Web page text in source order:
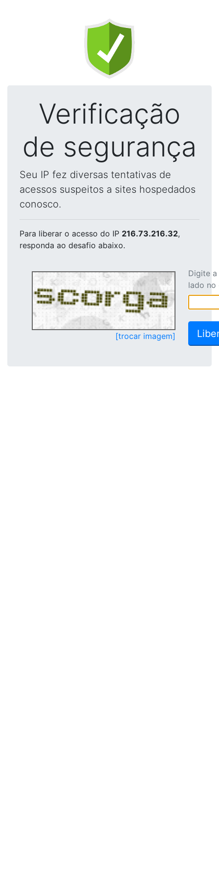
Verificação
de segurança
Seu IP fez diversas tentativas de
acessos suspeitos a sites hospedados
conosco.
Para liberar o acesso do IP 216.73.216.32,
responda ao desafio abaixo.
[trocar imagem]
Digite
lado no